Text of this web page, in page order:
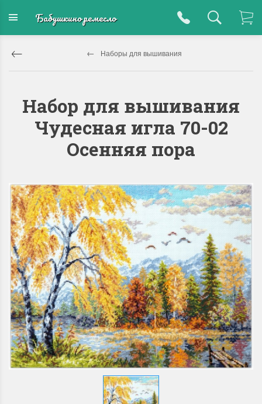
Бабушкино ремесло
Наборы для вышивания
Набор для вышивания
Чудесная игла 70-02
Осенняя пора